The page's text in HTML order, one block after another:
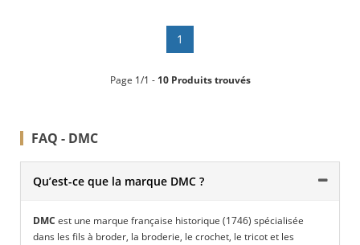
1
Page 1/1 - 10 Produits trouvés
FAQ - DMC
Qu’est-ce que la marque DMC ?
DMC est une marque française historique (1746) spécialisée
dans les fils à broder, la broderie, le crochet, le tricot et les